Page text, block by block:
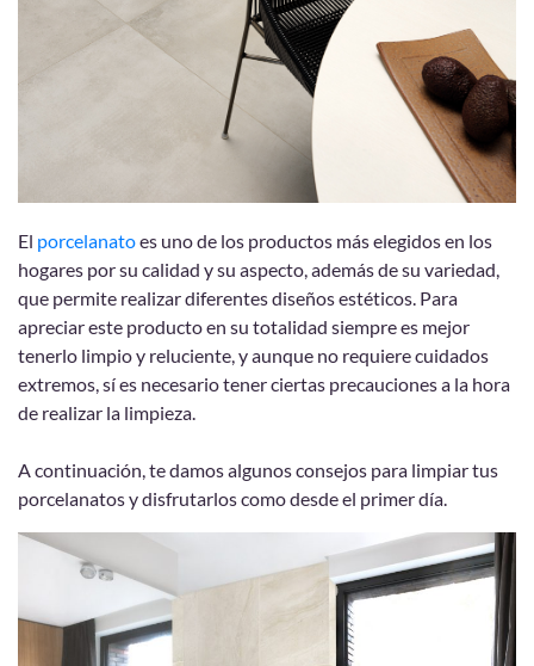
El porcelanatoes uno de los productos más elegidos en los
hogares por su calidad y su aspecto, además de su variedad,
que permite realizar diferentes diseños estéticos. Para
apreciar este producto en su totalidad siempre es mejor
tenerlo limpio y reluciente, y aunque no requiere cuidados
extremos, sí es necesario tener ciertas precauciones a la hora
de realizar la limpieza.
A continuación, te damos algunos consejos para limpiar tus
porcelanatos y disfrutarlos como desde el primer día.